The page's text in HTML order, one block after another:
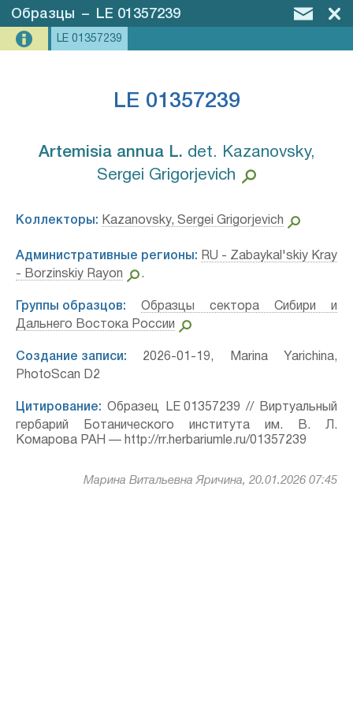
Образцы – LE 01357239
LE 01357239
LE 01357239
Artemisia annua L.⁣ det. Kazanovsky,
Sergei Grigorjevich
Коллекторы: Kazanovsky, Sergei Grigorjevich
Административные регионы: RU - Zabaykal'skiy Kray
- Borzinskiy Rayon
.
Группы образцов:
Образцы сектора Сибири и
Дальнего Востока России
Создание записи: 2026-01-19, Marina Yarichina,
PhotoScan D2
Цитирование: Образец LE 01357239 // Виртуальный
гербарий Ботанического института им. В. Л.
Комарова РАН — http://rr.herbariumle.ru/01357239
Марина Витальевна Яричина, 20.01.2026 07:45